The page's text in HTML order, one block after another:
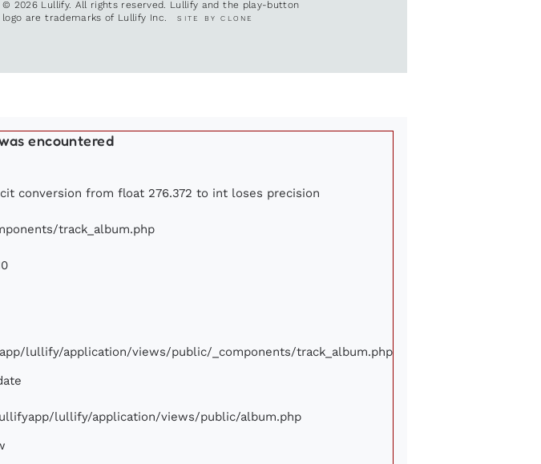
© 2026 Lullify. All rights reserved. Lullify and the play-button
logo are trademarks of Lullify Inc.SITE BY CLONE
encountered
conversion from float 276.372 to int loses precision
track_album.php
lullify/application/views/public/_components/track_album.php
lullify/application/views/public/album.php